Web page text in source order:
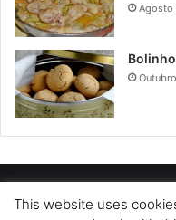
Agosto
POLÍTICA DE PRIVACIDADE
This website uses